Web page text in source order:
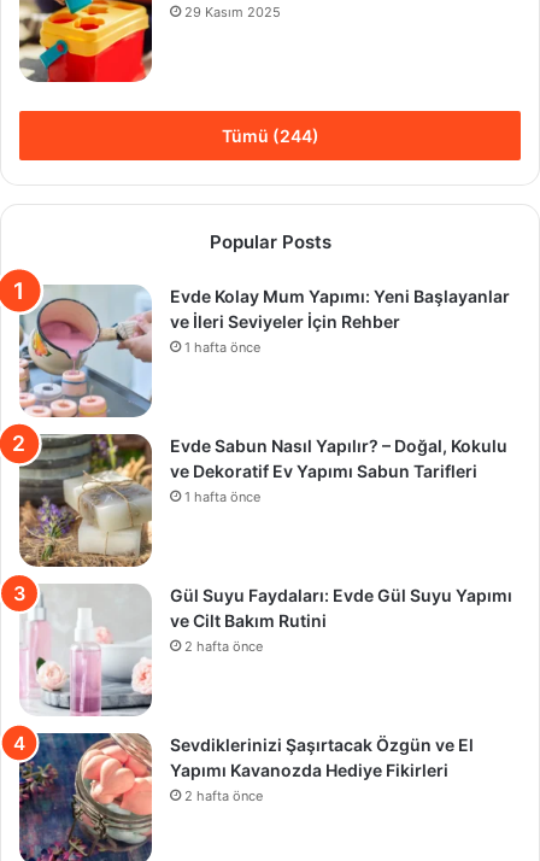
29 Kasım 2025
Tümü (244)
Popular Posts
Evde Kolay Mum Yapımı: Yeni Başlayanlar
ve İleri Seviyeler İçin Rehber
1 hafta önce
Evde Sabun Nasıl Yapılır? – Doğal, Kokulu
ve Dekoratif Ev Yapımı Sabun Tarifleri
1 hafta önce
Gül Suyu Faydaları: Evde Gül Suyu Yapımı
ve Cilt Bakım Rutini
2 hafta önce
Sevdiklerinizi Şaşırtacak Özgün ve El
Yapımı Kavanozda Hediye Fikirleri
2 hafta önce